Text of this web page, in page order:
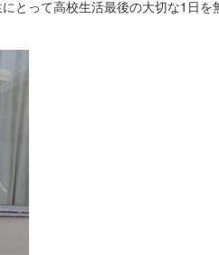
とって高校生活最後の大切な1日を